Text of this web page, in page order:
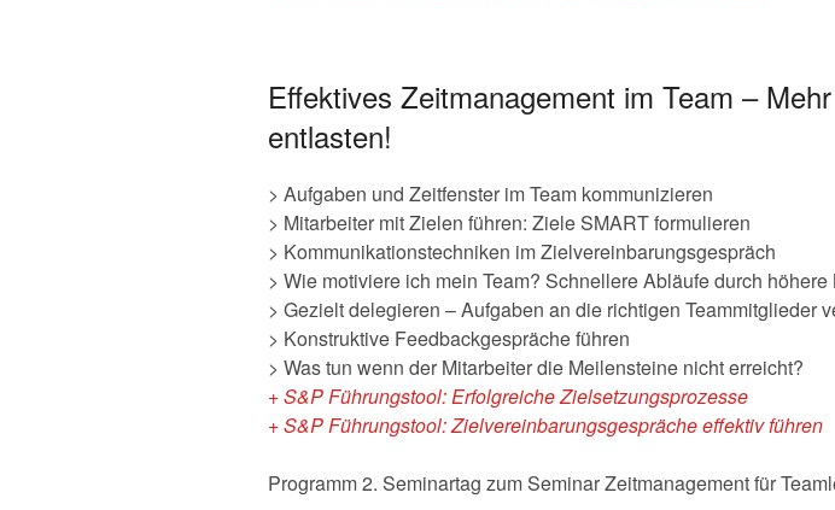
Effektives Zeitmanagement im Team –
entlasten!
> Aufgaben und Zeitfenster im Team kommunizieren
> Mitarbeiter mit Zielen führen: Ziele SMART formulieren
> Kommunikationstechniken im Zielvereinbarungsgespräch
> Wie motiviere ich mein Team? Schnellere Abläufe durch höhere
> Gezielt delegieren – Aufgaben an die richtigen Teammitglieder
> Konstruktive Feedbackgespräche führen
> Was tun wenn der Mitarbeiter die Meilensteine nicht erreicht?
+ S&P Führungstool: Erfolgreiche Zielsetzungsprozesse
+ S&P Führungstool: Zielvereinbarungsgespräche effektiv führen
Programm 2. Seminartag zum Seminar Zeitmanagement für